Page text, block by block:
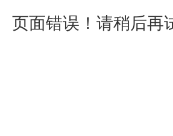
页面错误！请稍后再